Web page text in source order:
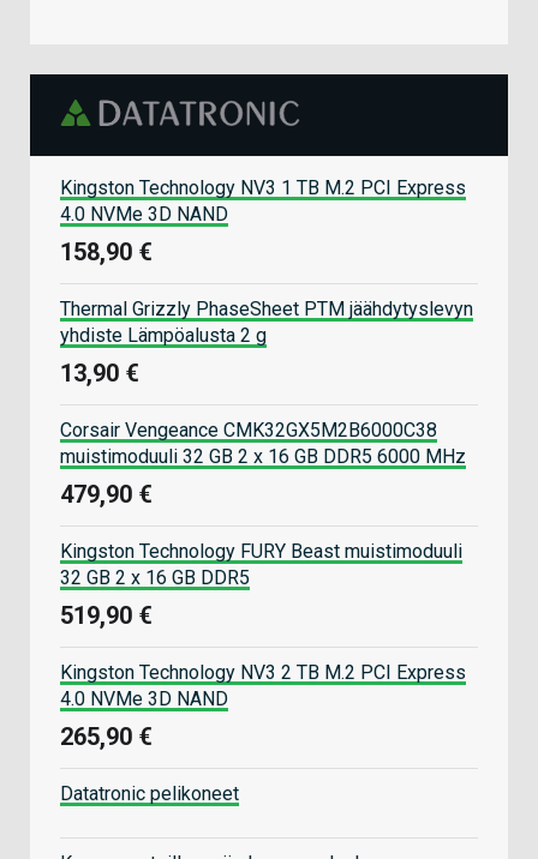
Kingston Technology NV3 1 TB M.2 PCI Express
4.0 NVMe 3D NAND
158,90 €
Thermal Grizzly PhaseSheet PTM jäähdytyslevyn
yhdiste Lämpöalusta 2 g
13,90 €
Corsair Vengeance CMK32GX5M2B6000C38
muistimoduuli 32 GB 2 x 16 GB DDR5 6000 MHz
479,90 €
Kingston Technology FURY Beast muistimoduuli
32 GB 2 x 16 GB DDR5
519,90 €
Kingston Technology NV3 2 TB M.2 PCI Express
4.0 NVMe 3D NAND
265,90 €
Datatronic pelikoneet